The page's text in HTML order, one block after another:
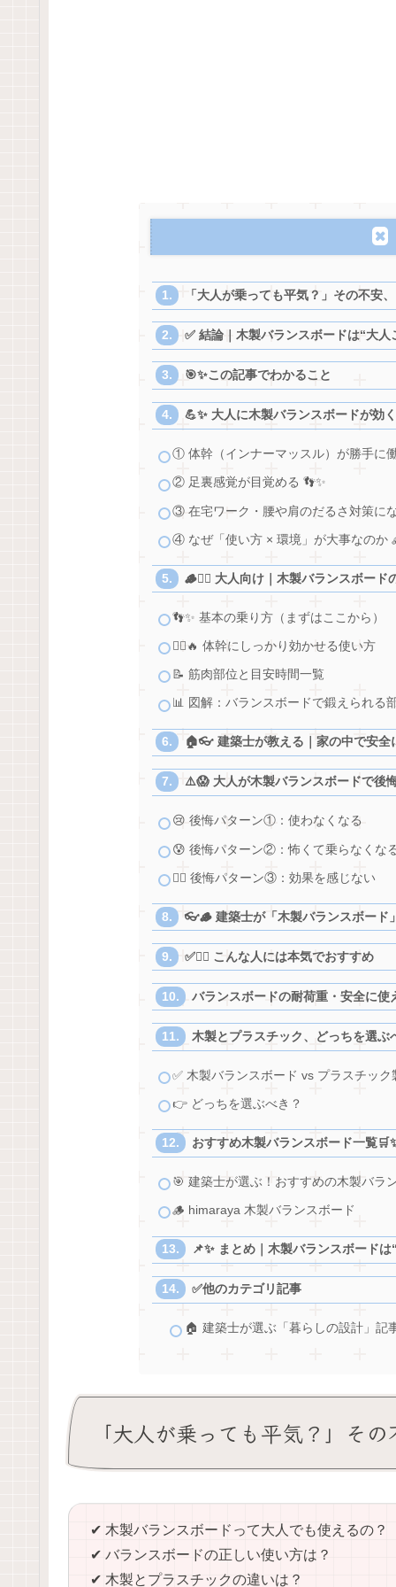
「大人が乗っても平気？」その不安
✅ 結論｜木製バランスボードは“大
🎯✨この記事でわかること
💪✨ 大人に木製バランスボードが効
① 体幹（インナーマッスル）が勝手に
② 足裏感覚が目覚める 👣✨
③ 在宅ワーク・腰や肩のだるさ対策に
④ なぜ「使い方 × 環境」が大事なのか
🪵🧘‍♀️ 大人向け｜木製バランスボード
👣✨ 基本の乗り方（まずはここから）
🧘‍♂️🔥 体幹にしっかり効かせる使い方
📝 筋肉部位と目安時間一覧
📊 図解：バランスボードで鍛えられる
🏠👓 建築士が教える｜家の中で安全
⚠️😱 大人が木製バランスボードで後
😢 後悔パターン①：使わなくなる
😰 後悔パターン②：怖くて乗らなくな
😶‍🌫️ 後悔パターン③：効果を感じない
👓🪵 建築士が「木製バランスボード
✅🙋‍♂️ こんな人には本気でおすすめ
バランスボードの耐荷重・安全に使
木製とプラスチック、どっちを選ぶ
✅ 木製バランスボード vs プラスチッ
👉 どっちを選ぶべき？
おすすめ木製バランスボード一覧
🎯 建築士が選ぶ！おすすめの木製バラ
🪵 himaraya 木製バランスボード
📌✨ まとめ｜木製バランスボード
✅️他のカテゴリ記事
🏠 建築士が選ぶ「暮らしの設計」記
「大人が乗っても平気？」そ
✔ 木製バランスボードって大人でも使えるの？
✔ バランスボードの正しい使い方は？
✔ 木製とプラスチックの違いは？